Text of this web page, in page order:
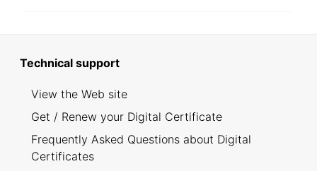
Technical support
View the Web site
Get / Renew your Digital Certificate
Frequently Asked Questions about Digital
Certificates